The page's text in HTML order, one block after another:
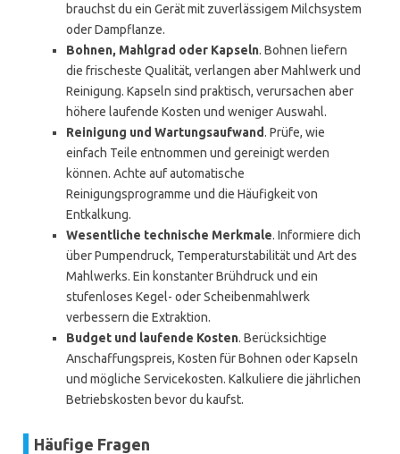
brauchst du ein Gerät mit zuverlässigem Milchsystem
oder Dampflanze.
Bohnen, Mahlgrad oder Kapseln. Bohnen liefern
die frischeste Qualität, verlangen aber Mahlwerk und
Reinigung. Kapseln sind praktisch, verursachen aber
höhere laufende Kosten und weniger Auswahl.
Reinigung und Wartungsaufwand. Prüfe, wie
einfach Teile entnommen und gereinigt werden
können. Achte auf automatische
Reinigungsprogramme und die Häufigkeit von
Entkalkung.
Wesentliche technische Merkmale. Informiere dich
über Pumpendruck, Temperaturstabilität und Art des
Mahlwerks. Ein konstanter Brühdruck und ein
stufenloses Kegel- oder Scheibenmahlwerk
verbessern die Extraktion.
Budget und laufende Kosten. Berücksichtige
Anschaffungspreis, Kosten für Bohnen oder Kapseln
und mögliche Servicekosten. Kalkuliere die jährlichen
Betriebskosten bevor du kaufst.
Häufige Fragen